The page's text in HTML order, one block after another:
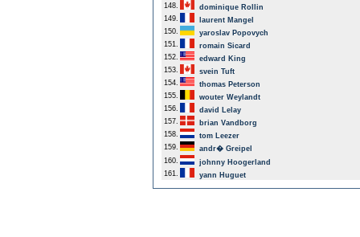
148.
dominique Rollin
149.
laurent Mangel
150.
yaroslav Popovych
151.
romain Sicard
152.
edward King
153.
svein Tuft
154.
thomas Peterson
155.
wouter Weylandt
156.
david Lelay
157.
brian Vandborg
158.
tom Leezer
159.
andr� Greipel
160.
johnny Hoogerland
161.
yann Huguet